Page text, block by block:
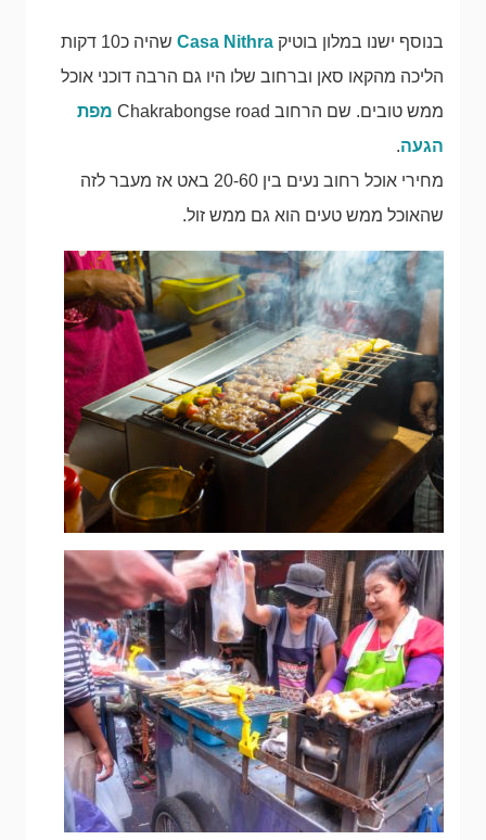
בנוסף ישנו במלון בוטיק
שהיה כ10 דקות
הליכה מהקאו סאן וברחוב שלו היו גם הרבה דוכני אוכל
ממש טובים. שם הרחוב Chakrabongse road
מפת
הגעה.
מחירי אוכל רחוב נעים בין 20-60 באט אז מעבר לזה
שהאוכל ממש טעים הוא גם ממש זול.